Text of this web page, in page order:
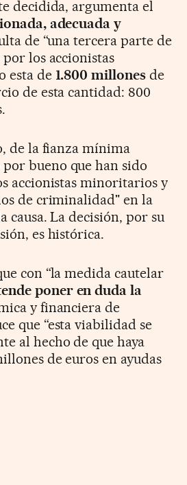
decidida, argumenta el
adecuada y
de “una tercera parte de
los accionistas
esta de 1.800 millones de
de esta cantidad: 800
de la fianza mínima
bueno que han sido
accionistas minoritarios y
de criminalidad" en la
causa. La decisión, por su
es histórica.
con “la medida cautelar
poner en duda la
y financiera de
que “esta viabilidad se
al hecho de que haya
de euros en ayudas